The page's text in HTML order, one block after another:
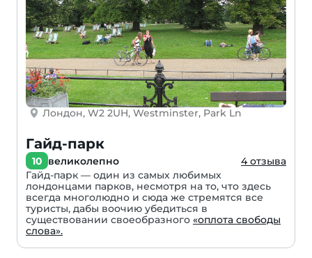
Лондон, W2 2UH, Westminster, Park Ln
Гайд-парк
10 великолепно
4 отзыва
Гайд-парк — один из самых любимых
лондонцами парков, несмотря на то, что здесь
всегда многолюдно и сюда же стремятся все
туристы, дабы воочию убедиться в
существовании своеобразного «оплота свободы
слова».